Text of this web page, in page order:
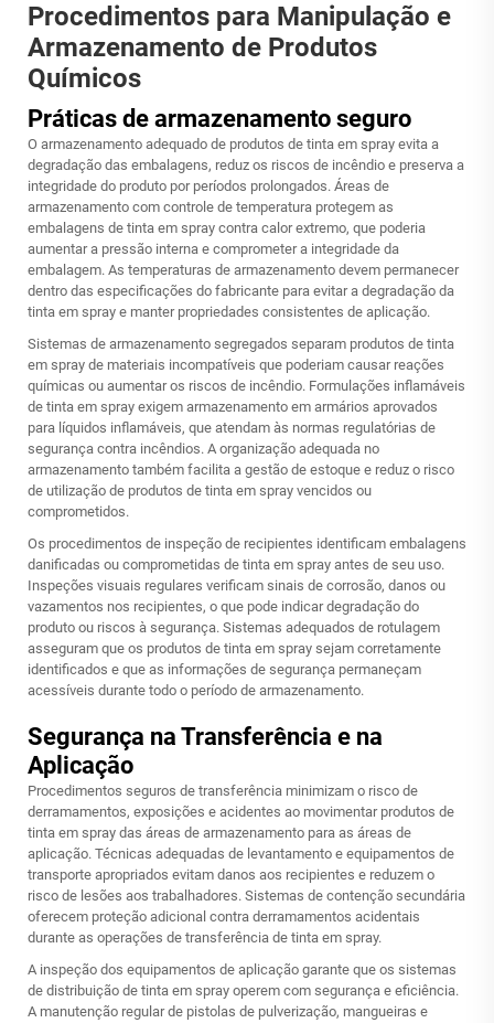
Procedimentos para Manipulação e
Armazenamento de Produtos
Químicos
Práticas de armazenamento seguro
O armazenamento adequado de produtos de tinta em spray evita a
degradação das embalagens, reduz os riscos de incêndio e preserva a
integridade do produto por períodos prolongados. Áreas de
armazenamento com controle de temperatura protegem as
embalagens de tinta em spray contra calor extremo, que poderia
aumentar a pressão interna e comprometer a integridade da
embalagem. As temperaturas de armazenamento devem permanecer
dentro das especificações do fabricante para evitar a degradação da
tinta em spray e manter propriedades consistentes de aplicação.
Sistemas de armazenamento segregados separam produtos de tinta
em spray de materiais incompatíveis que poderiam causar reações
químicas ou aumentar os riscos de incêndio. Formulações inflamáveis
de tinta em spray exigem armazenamento em armários aprovados
para líquidos inflamáveis, que atendam às normas regulatórias de
segurança contra incêndios. A organização adequada no
armazenamento também facilita a gestão de estoque e reduz o risco
de utilização de produtos de tinta em spray vencidos ou
comprometidos.
Os procedimentos de inspeção de recipientes identificam embalagens
danificadas ou comprometidas de tinta em spray antes de seu uso.
Inspeções visuais regulares verificam sinais de corrosão, danos ou
vazamentos nos recipientes, o que pode indicar degradação do
produto ou riscos à segurança. Sistemas adequados de rotulagem
asseguram que os produtos de tinta em spray sejam corretamente
identificados e que as informações de segurança permaneçam
acessíveis durante todo o período de armazenamento.
Segurança na Transferência e na
Aplicação
Procedimentos seguros de transferência minimizam o risco de
derramamentos, exposições e acidentes ao movimentar produtos de
tinta em spray das áreas de armazenamento para as áreas de
aplicação. Técnicas adequadas de levantamento e equipamentos de
transporte apropriados evitam danos aos recipientes e reduzem o
risco de lesões aos trabalhadores. Sistemas de contenção secundária
oferecem proteção adicional contra derramamentos acidentais
durante as operações de transferência de tinta em spray.
A inspeção dos equipamentos de aplicação garante que os sistemas
de distribuição de tinta em spray operem com segurança e eficiência.
A manutenção regular de pistolas de pulverização, mangueiras e